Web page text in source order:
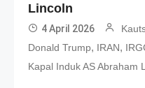
Lincoln
4 April 2026
Donald Trump, IRAN,
Kapal Induk AS Abraham